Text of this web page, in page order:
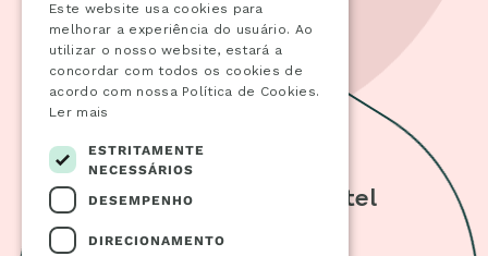
Quer ser um Quartel
Este website usa cookies para
melhorar a experiência do usuário. Ao
utilizar o nosso website, estará a
concordar com todos os cookies de
acordo com nossa Política de Cookies.
Ler mais
ESTRITAMENTE
NECESSÁRIOS
DESEMPENHO
DIRECIONAMENTO